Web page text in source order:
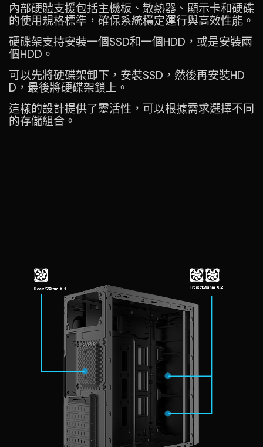
內部硬體支援包括主機板、散熱器、顯示卡和硬碟
的使用規格標準，確保系統穩定運行與高效性能。
硬碟架支持安裝一個SSD和一個HDD，或是安裝兩
個HDD。
可以先將硬碟架卸下，安裝SSD，然後再安裝HD
D，最後將硬碟架鎖上。
這樣的設計提供了靈活性，可以根據需求選擇不同
的存儲組合。